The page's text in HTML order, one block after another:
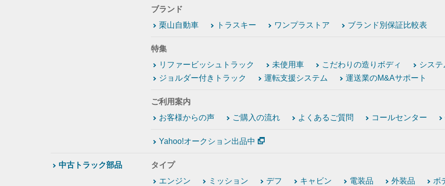
ブランド
栗山自動車
トラスキー ワンプラストア ブランド別保証比較表
特集
リファービッシュトラック
未使用車 こだわりの造りボディ
シス
ジョルダー付きトラック
運転支援システム 運送業のM&Aサポート
ご利用案内
お客様からの声
ご購入の流れ よくあるご質問 コールセンター
Yahoo!オークション出品中
中古トラック部品
タイプ
エンジン
ミッション デフ キャビン 電装品 外装品 ボ